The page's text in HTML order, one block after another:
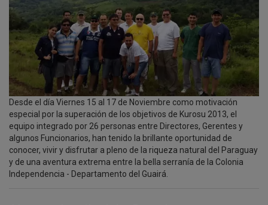
Desde el día Viernes 15 al 17 de Noviembre como motivación
especial por la superación de los objetivos de Kurosu 2013, el
equipo integrado por 26 personas entre Directores, Gerentes y
algunos Funcionarios, han tenido la brillante oportunidad de
conocer, vivir y disfrutar a pleno de la riqueza natural del Paraguay
y de una aventura extrema entre la bella serranía de la Colonia
Independencia - Departamento del Guairá.